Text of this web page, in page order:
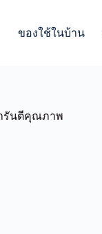
ของใช้ในบ้าน
รันตีคุณภาพ